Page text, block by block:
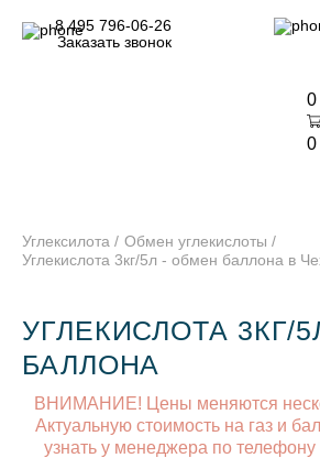
8 495 796-06-26
Заказать звонок
0
0
Углексилота
Обмен углекислоты
Углекислота 3кг/5л - обмен баллона в
УГЛЕКИСЛОТА 3КГ/
БАЛЛОНА
ВНИМАНИЕ! Цены меняются
Актуальную стоимость на газ и
узнать у менеджера по